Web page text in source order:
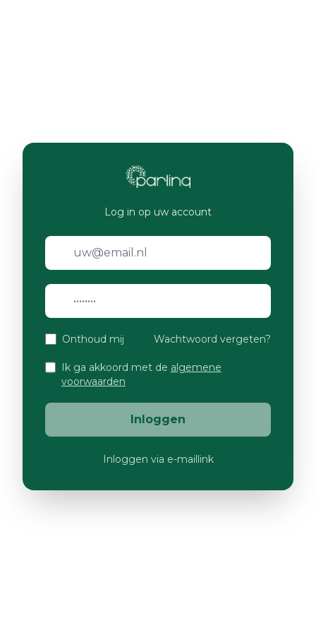
Log in op uw account
Onthoud mij Wachtwoord vergeten?
Ik ga akkoord met de algemene
voorwaarden
Inloggen
Inloggen via e-maillink